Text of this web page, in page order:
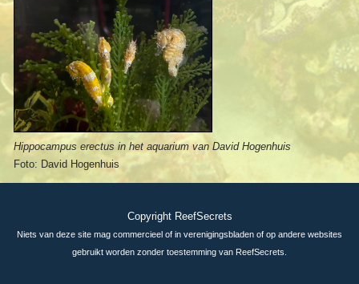
Hippocampus erectus in het aquarium van David Hogenhuis
Foto: David Hogenhuis
Copyright ReefSecrets
Niets van deze site mag commercieel of in verenigingsbladen of op andere websites
gebruikt worden zonder toestemming van ReefSecrets.